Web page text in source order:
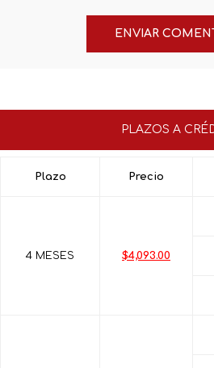
PLAZOS A
Plazo Precio
4 MESES $4,093.00